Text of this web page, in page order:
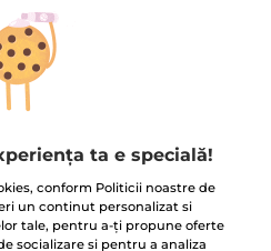
60 de hectarede
ta e specială!
conform Politicii noastre de
un continut personalizat si
tale, pentru a-ți propune oferte
socializare si pentru a analiza